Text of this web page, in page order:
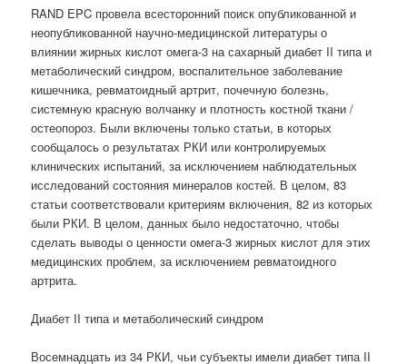
RAND EPC провела всесторонний поиск опубликованной и
неопубликованной научно-медицинской литературы о
влиянии жирных кислот омега-3 на сахарный диабет II типа и
метаболический синдром, воспалительное заболевание
кишечника, ревматоидный артрит, почечную болезнь,
системную красную волчанку и плотность костной ткани /
остеопороз. Были включены только статьи, в которых
сообщалось о результатах РКИ или контролируемых
клинических испытаний, за исключением наблюдательных
исследований состояния минералов костей. В целом, 83
статьи соответствовали критериям включения, 82 из которых
были РКИ. В целом, данных было недостаточно, чтобы
сделать выводы о ценности омега-3 жирных кислот для этих
медицинских проблем, за исключением ревматоидного
артрита.
Диабет II типа и метаболический синдром
Восемнадцать из 34 РКИ, чьи субъекты имели диабет типа II